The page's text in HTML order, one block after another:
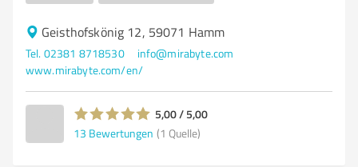
Geisthofskönig 12, 59071 Hamm
Tel. 02381 8718530
info@mirabyte.com
www.mirabyte.com/en/
5,00 / 5,00
13 Bewertungen (1 Quelle)